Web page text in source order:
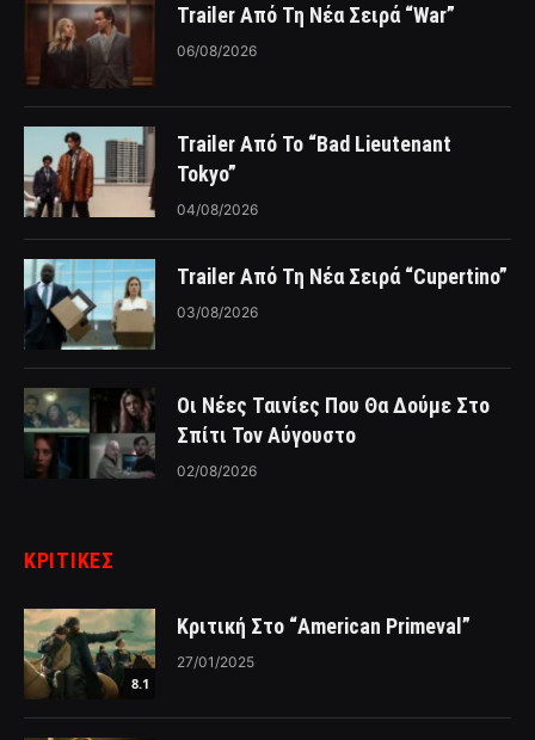
Trailer Από Τη Νέα Σειρά “War”
06/08/2026
Trailer Από Το “Bad Lieutenant
Tokyo”
04/08/2026
Trailer Από Τη Νέα Σειρά “Cupertino”
03/08/2026
Οι Νέες Ταινίες Που Θα Δούμε Στο
Σπίτι Τον Αύγουστο
02/08/2026
ΚΡΙΤΙΚΈΣ
8.1
Κριτική Στο “American Primeval”
27/01/2025